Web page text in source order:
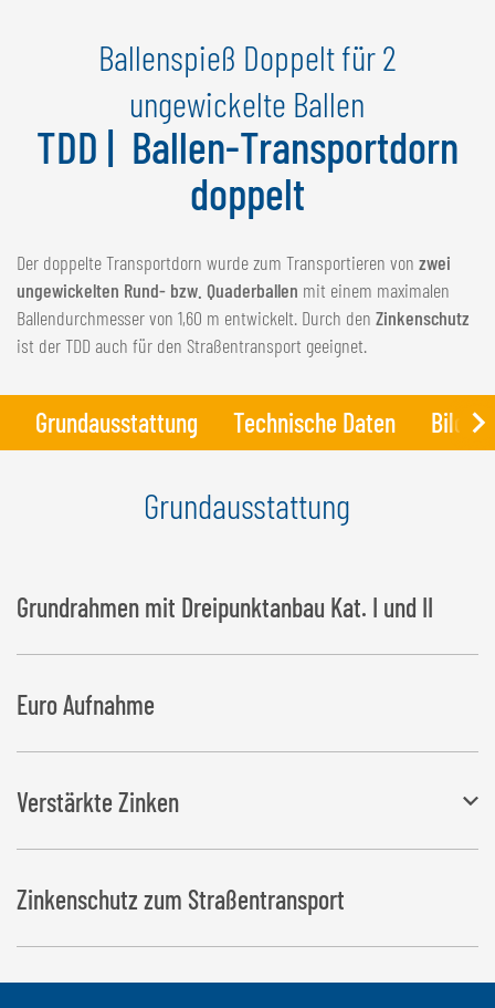
SCHWEIZ
GÖWEIL Schweiz
FRANÇAIS
Ballenspieß Doppelt für 2
ungewickelte Ballen
TDD | Ballen-Transportdorn
doppelt
Der doppelte Transportdorn wurde zum Transportieren von zwei
ungewickelten Rund- bzw. Quaderballen mit einem maximalen
Ballendurchmesser von 1,60 m entwickelt. Durch den Zinkenschutz
ist der TDD auch für den Straßentransport geeignet.
Grundausstattung Technische Daten Bilder
Grundausstattung
Grundrahmen mit Dreipunktanbau Kat. I und II
Euro Aufnahme
Verstärkte Zinken
Ø: 42 mm, Länge 1.100 mm
Zinkenschutz zum Straßentransport